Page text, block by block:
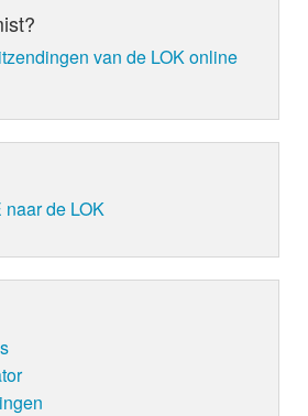
van de LOK online
naar de LOK